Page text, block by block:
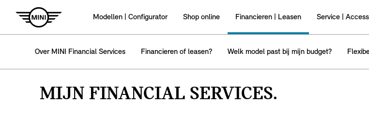
Modellen | Configurator Shop online Financieren | Leasen Service |
Over MINI Financial Services Financieren of leasen? Welk model past bij mijn budget?
MIJN FINANCIAL SERVICES.